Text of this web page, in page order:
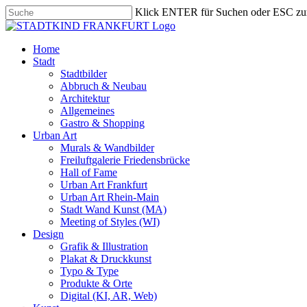
Skip
to
content
Klick ENTER für Suchen oder ESC
Close
search
Menu
Home
Stadt
Stadtbilder
Abbruch & Neubau
Architektur
Allgemeines
Gastro & Shopping
Urban Art
Murals & Wandbilder
Freiluftgalerie Friedensbrücke
Hall of Fame
Urban Art Frankfurt
Urban Art Rhein-Main
Stadt Wand Kunst (MA)
Meeting of Styles (WI)
Design
Grafik & Illustration
Plakat & Druckkunst
Typo & Type
Produkte & Orte
Digital (KI, AR, Web)